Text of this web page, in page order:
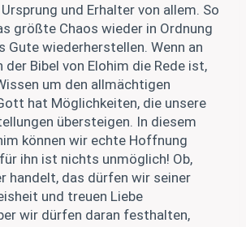
und Erhalter von allem. So
größte Chaos wieder in Ordnung
Gute wiederherstellen. Wenn an
der Bibel von Elohim die Rede ist,
um den allmächtigen
hat Möglichkeiten, die unsere
übersteigen. In diesem
können wir echte Hoffnung
ihn ist nichts unmöglich! Ob,
handelt, das dürfen wir seiner
und treuen Liebe
wir dürfen daran festhalten,